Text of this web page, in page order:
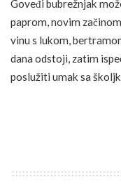
Goveđi bubrežnjak
paprom, novim
vinu s lukom,
dana odstoji, zatim
poslužiti umak sa